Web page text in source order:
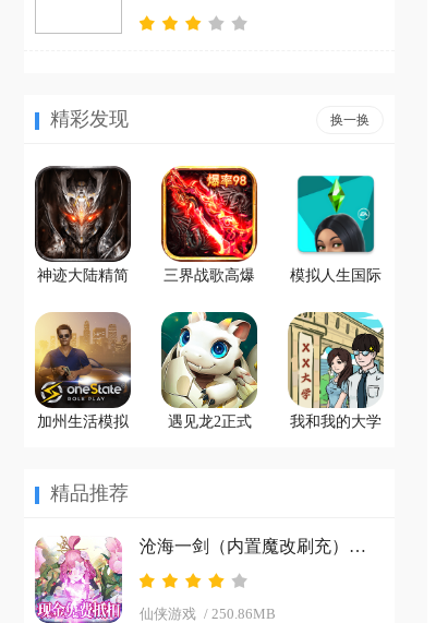
精彩发现 换一换
神迹大陆精简
三界战歌高爆
下载
模拟人生国际
加州生活模拟
遇见龙2正式
我和我的大学
精品推荐
沧海一剑（内置魔改刷充）中文版
仙侠游戏 / 250.86MB